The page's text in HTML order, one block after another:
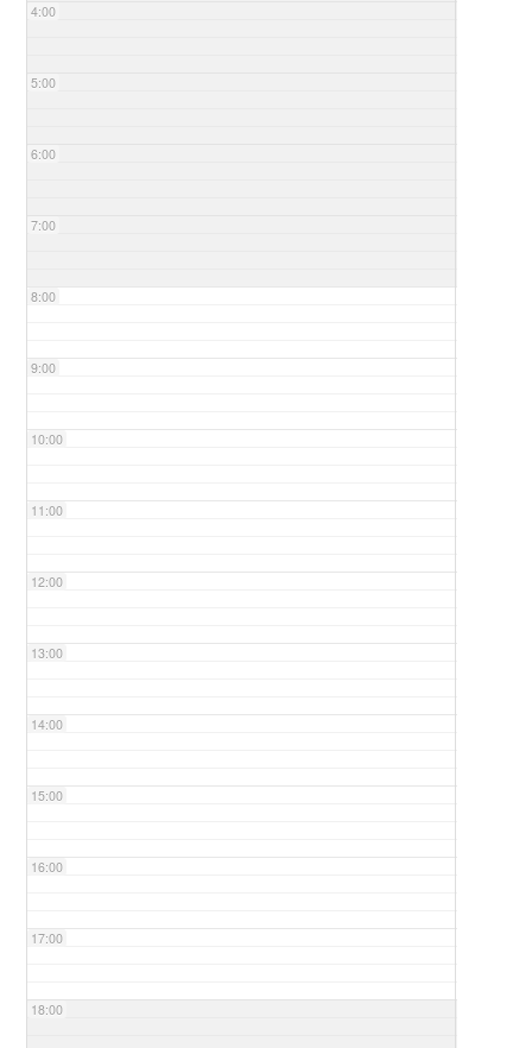
4:00
5:00
6:00
7:00
8:00
9:00
10:00
11:00
12:00
13:00
14:00
15:00
16:00
17:00
18:00